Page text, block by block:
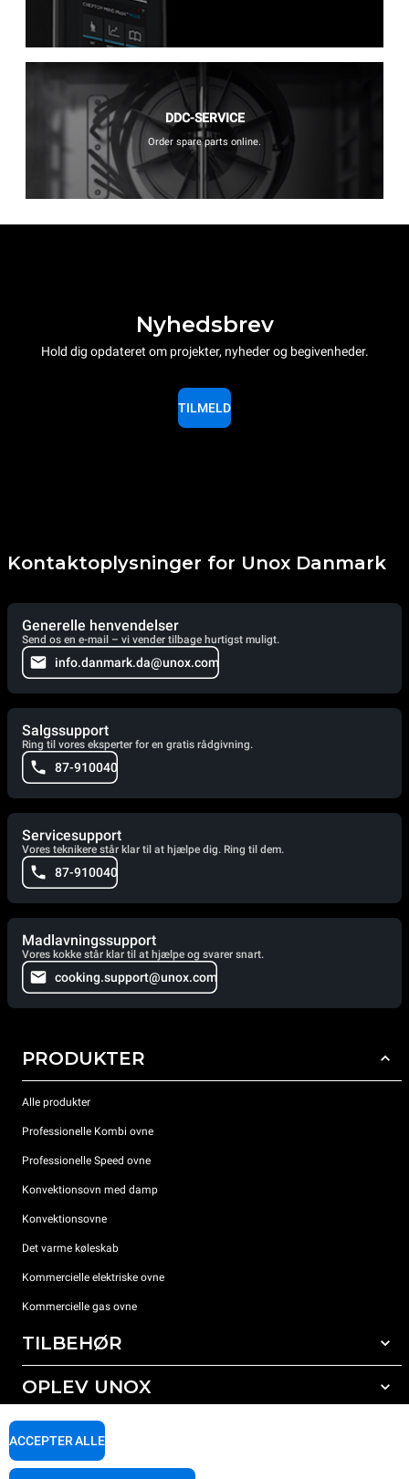
DDC-SERVICE
Order spare parts online.
Nyhedsbrev
Hold dig opdateret om projekter, nyheder og begivenheder.
TILMELD
Kontaktoplysninger for Unox Danmark
Generelle henvendelser
Send os en e-mail – vi vender tilbage hurtigst muligt.
info.danmark.da@unox.com
Salgssupport
Ring til vores eksperter for en gratis rådgivning.
87-910040
Servicesupport
Vores teknikere står klar til at hjælpe dig. Ring til dem.
87-910040
Madlavningssupport
Vores kokke står klar til at hjælpe og svarer snart.
cooking.support@unox.com
PRODUKTER
Alle produkter
Professionelle Kombi ovne
Professionelle Speed ovne
Konvektionsovn med damp
Konvektionsovne
Det varme køleskab
Kommercielle elektriske ovne
Kommercielle gas ovne
TILBEHØR
Alt tilbehør
Rengøringsmidler til manuel vask
OPLEV UNOX
Vores kontorer rundt om i verden
SUPPORT
ACCEPTER ALLE